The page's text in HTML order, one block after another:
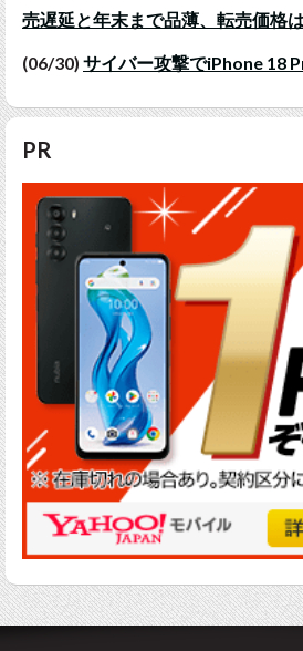
売遅延と年末まで品薄、転売価格
(06/30) サイバー攻撃でiPhone 18
PR